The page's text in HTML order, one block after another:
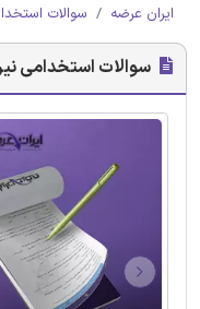
ایران عرضه سوالات
سوالات استخدامی